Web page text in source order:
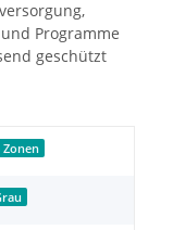
Programme
geschützt
Zonen